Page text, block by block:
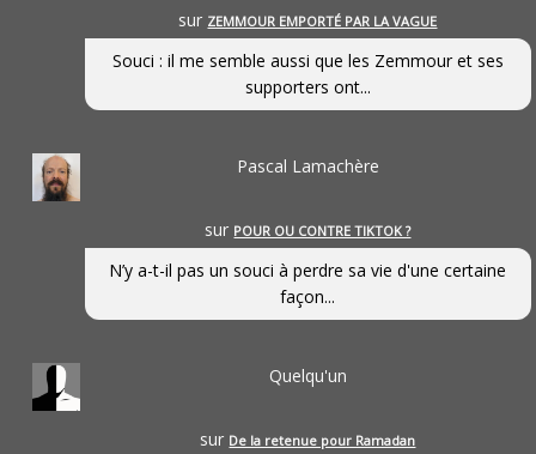
sur ZEMMOUR EMPORTÉ PAR LA VAGUE
Souci : il me semble aussi que les Zemmour et ses
supporters ont...
Pascal Lamachère
sur POUR OU CONTRE TIKTOK ?
N’y a-t-il pas un souci à perdre sa vie d'une certaine
façon...
Quelqu'un
sur De la retenue pour Ramadan